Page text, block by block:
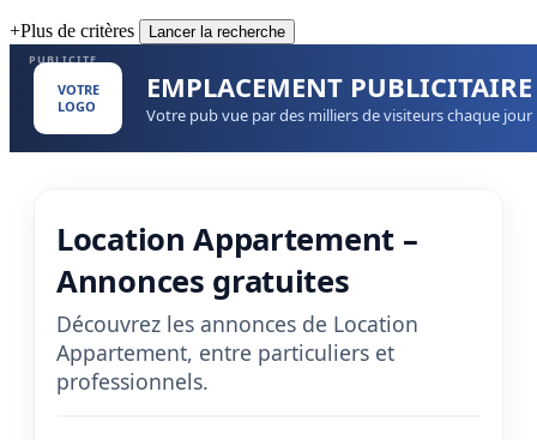
+Plus de critères
PUBLICITE
VOTRE
LOGO
EMPLACEMENT PUBLICITAIRE
Votre pub vue par des milliers de visiteurs chaque jour
Location Appartement –
Annonces gratuites
Découvrez les annonces de Location
Appartement, entre particuliers et
professionnels.